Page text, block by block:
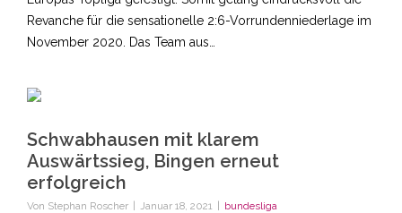
Revanche für die sensationelle 2:6-Vorrundenniederlage im
November 2020. Das Team aus…
Schwabhausen mit klarem
Auswärtssieg, Bingen erneut
erfolgreich
Von Stephan Roscher Januar 18, 2021 bundesliga